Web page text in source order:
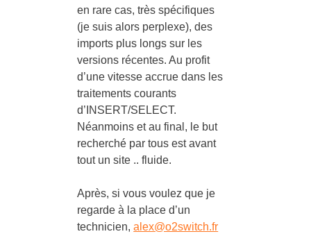
en rare cas, très spécifiques
(je suis alors perplexe), des
imports plus longs sur les
versions récentes. Au profit
d’une vitesse accrue dans les
traitements courants
d’INSERT/SELECT.
Néanmoins et au final, le but
recherché par tous est avant
tout un site .. fluide.
Après, si vous voulez que je
regarde à la place d’un
technicien,alex@o2switch.fr